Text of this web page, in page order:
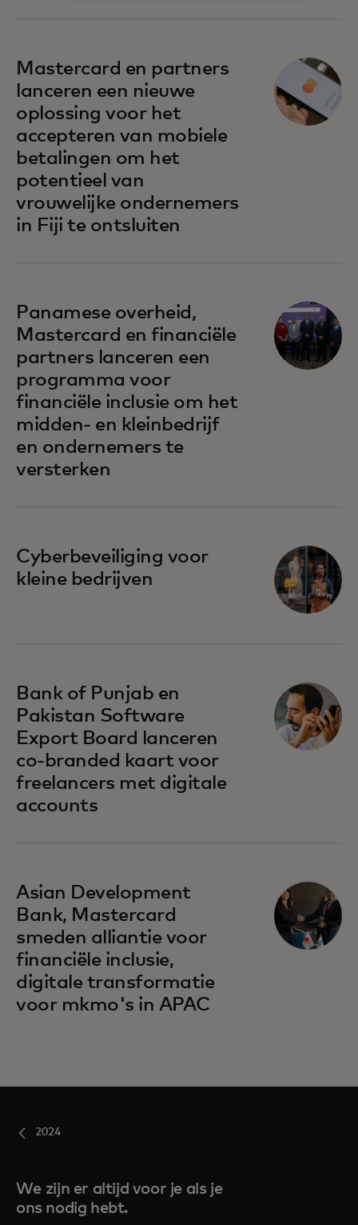
Mastercard en partners
lanceren een nieuwe
oplossing voor het
accepteren van mobiele
betalingen om het
potentieel van
vrouwelijke ondernemers
in Fiji te ontsluiten
opens in a new tab
Panamese overheid,
Mastercard en financiële
partners lanceren een
programma voor
financiële inclusie om het
midden- en kleinbedrijf
en ondernemers te
versterken
opens in a new tab
Cyberbeveiliging voor
kleine bedrijven
opens in a new tab
Bank of Punjab en
Pakistan Software
Export Board lanceren
co-branded kaart voor
freelancers met digitale
accounts
opens in a new tab
Asian Development
Bank, Mastercard
smeden alliantie voor
financiële inclusie,
digitale transformatie
voor mkmo's in APAC
opens in a new tab
2024
We zijn er altijd voor je als je
ons nodig hebt.